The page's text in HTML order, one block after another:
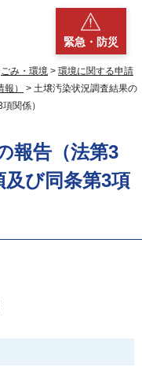
緊急・防災
ごみ・環境 > 環境に関する申請
）
> 土壌汚染状況調査結果の
関係）
報告（法第3
及び同条第3項